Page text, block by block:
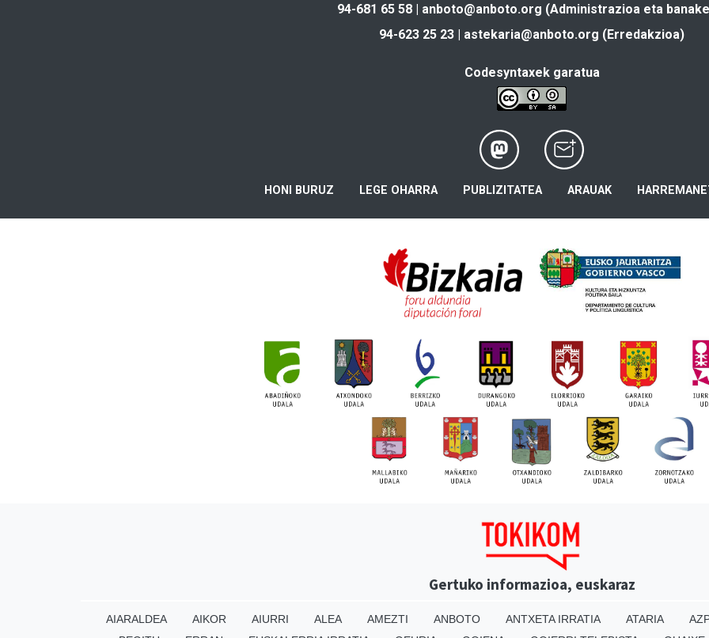
94-681 65 58 | anboto@anboto.org (Administrazioa eta
94-623 25 23 | astekaria@anboto.org (Erredakzioa)
Codesyntaxek garatua
HONI BURUZ LEGE OHARRA PUBLIZITATEA ARAUAK
Gertuko informazioa, euskaraz
AIARALDEA AIKOR AIURRI ALEA AMEZTI ANBOTO ANTXETA IRRATIA ATARIA